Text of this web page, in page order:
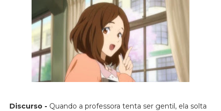
Discurso - Quando a professora tenta ser gentil, ela solta